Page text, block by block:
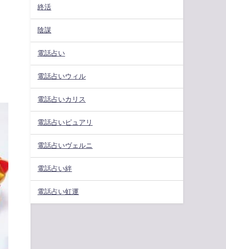
終活
陰謀
電話占い
電話占いウィル
電話占いカリス
電話占いピュアリ
電話占いヴェルニ
電話占い絆
電話占い虹運